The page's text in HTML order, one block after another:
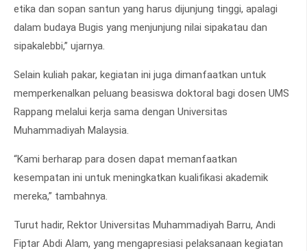
etika dan sopan santun yang harus dijunjung tinggi, apalagi
dalam budaya Bugis yang menjunjung nilai sipakatau dan
sipakalebbi,” ujarnya.
Selain kuliah pakar, kegiatan ini juga dimanfaatkan untuk
memperkenalkan peluang beasiswa doktoral bagi dosen UMS
Rappang melalui kerja sama dengan Universitas
Muhammadiyah Malaysia.
“Kami berharap para dosen dapat memanfaatkan
kesempatan ini untuk meningkatkan kualifikasi akademik
mereka,” tambahnya.
Turut hadir, Rektor Universitas Muhammadiyah Barru, Andi
Fiptar Abdi Alam, yang mengapresiasi pelaksanaan kegiatan